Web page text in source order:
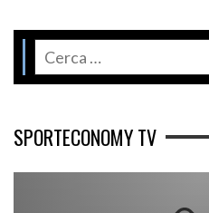
SPORTECONOMY TV